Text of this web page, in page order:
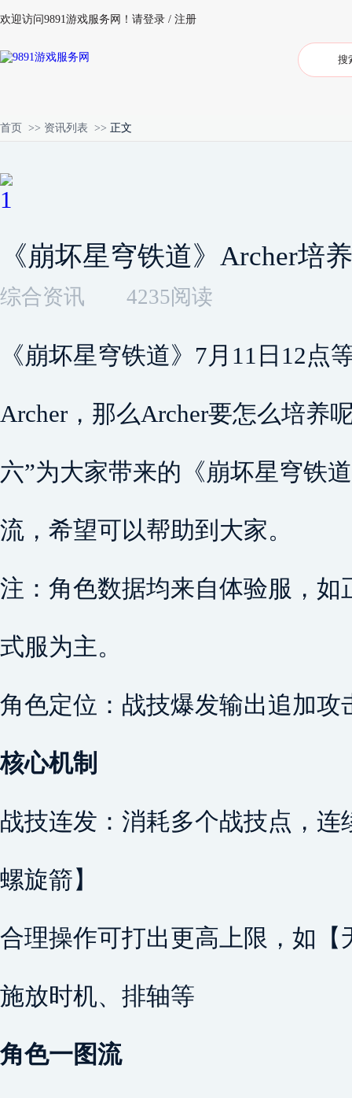
欢迎访问9891游戏服务网！ 请登录 / 注册
首页 >> 资讯列表 >> 正文
《崩坏星穹铁道》Archer培
综合资讯 4235阅读
《崩坏星穹铁道》7月11日12点
Archer，那么Archer要怎么培养
六”为大家带来的《崩坏星穹铁
流，希望可以帮助到大家。
注：角色数据均来自体验服，
式服为主。
角色定位：战技爆发输出追加攻
核心机制
战技连发：消耗多个战技点，连
螺旋箭】
合理操作可打出更高上限，如
施放时机、排轴等
角色一图流